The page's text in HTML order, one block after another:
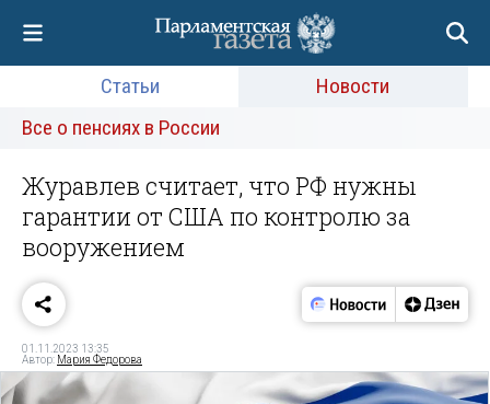
Статьи
Новости
Все о пенсиях в России
Журавлев считает, что РФ нужны
гарантии от США по контролю за
вооружением
01.11.2023 13:35
Автор: Мария Федорова